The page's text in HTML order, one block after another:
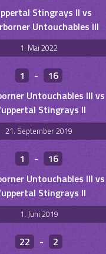
Stingrays II vs
Untouchables III
1. Mai 2022
1 -
16
Untouchables III vs
Stingrays II
21. September 2019
1 -
16
Untouchables III vs
Stingrays II
1. Juni 2019
22 -
2